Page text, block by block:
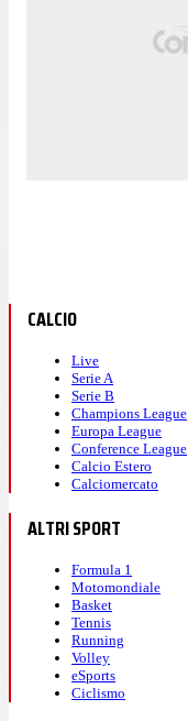
CALCIO
Live
Serie A
Serie B
Champions League
Europa League
Conference League
Calcio Estero
Calciomercato
ALTRI SPORT
Formula 1
Motomondiale
Basket
Tennis
Running
Volley
eSports
Ciclismo